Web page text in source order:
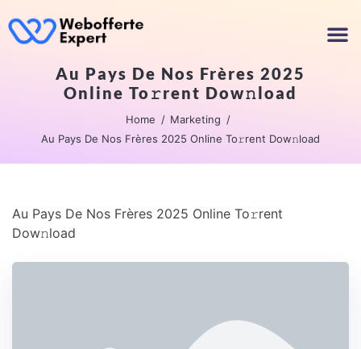
Au Pays De Nos Frères 2025
Online To𝚛rent Dow𝚗load
Home
Marketing
Au Pays De Nos Frères 2025 Online To𝚛rent Dow𝚗load
Au Pays De Nos Frères 2025 Online To𝚛rent
Dow𝚗load